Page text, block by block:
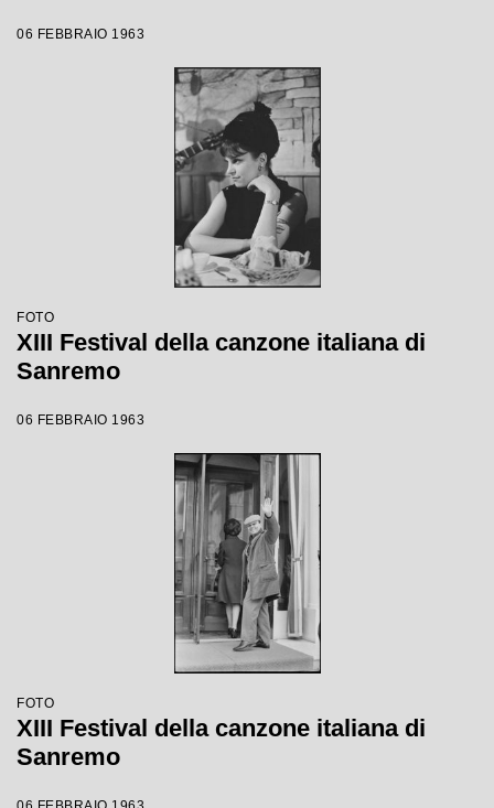
06 FEBBRAIO 1963
FOTO
XIII Festival della canzone italiana di
Sanremo
06 FEBBRAIO 1963
FOTO
XIII Festival della canzone italiana di
Sanremo